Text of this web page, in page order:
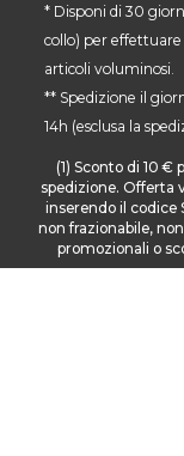
* Disponi di 30
collo) per effettuare
articoli voluminosi.
** Spedizione il
14h (esclusa la
(1) Sconto di 10
spedizione.
inserendo il codice
non frazionabile,
promozionali o